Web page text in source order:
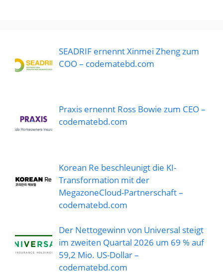
SEADRIF ernennt Xinmei Zheng zum
COO – codematebd.com
Praxis ernennt Ross Bowie zum CEO –
codematebd.com
Korean Re beschleunigt die KI-
Transformation mit der
MegazoneCloud-Partnerschaft –
codematebd.com
Der Nettogewinn von Universal steigt
im zweiten Quartal 2026 um 69 % auf
59,2 Mio. US-Dollar –
codematebd.com